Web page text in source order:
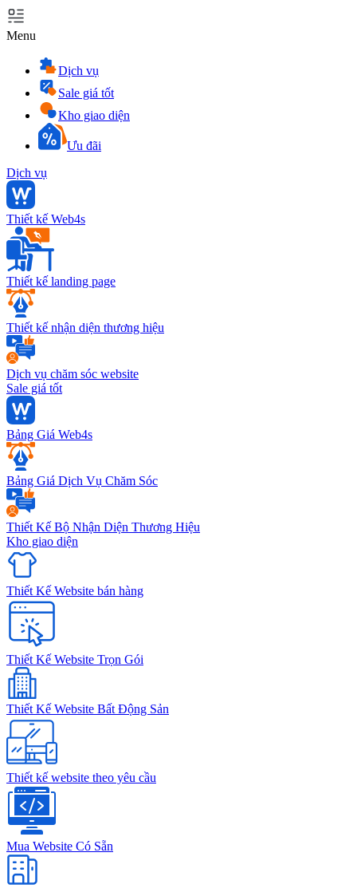
Menu
Dịch vụ
Sale giá tốt
Kho giao diện
Ưu đãi
Dịch vụ
Thiết kế Web4s
Thiết kế landing page
Thiết kế nhận diện thương hiệu
Dịch vụ chăm sóc website
Sale giá tốt
Bảng Giá Web4s
Bảng Giá Dịch Vụ Chăm Sóc
Thiết Kế Bộ Nhận Diện Thương Hiệu
Kho giao diện
Thiết Kế Website bán hàng
Thiết Kế Website Trọn Gói
Thiết Kế Website Bất Động Sản
Thiết kế website theo yêu cầu
Mua Website Có Sẵn